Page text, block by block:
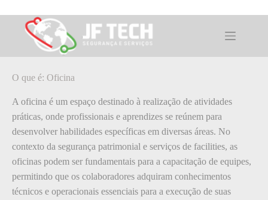
para
conteúdoO que é: Oficina
O que é: Oficina
A oficina é um espaço destinado à realização de atividades
práticas, onde profissionais e aprendizes se reúnem para
desenvolver habilidades específicas em diversas áreas. No
contexto da segurança patrimonial e serviços de facilities, as
oficinas podem ser fundamentais para a capacitação de equipes,
permitindo que os colaboradores adquiram conhecimentos
técnicos e operacionais essenciais para a execução de suas